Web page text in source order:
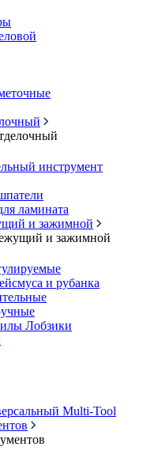
инструмент
ламината
и зажимной
и зажимной
и рубанка
Лобзики
Multi-Tool